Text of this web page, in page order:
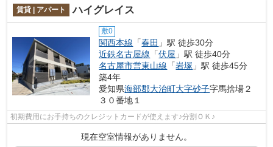
賃貸 | アパート ハイグレイス
敷0
関西本線 「春田 」駅 徒歩30分
近鉄名古屋線 「伏屋 」駅 徒歩40分
名古屋市営東山線 「岩塚 」駅 徒歩45分
築4年
愛知県海部郡大治町大字砂子字馬捨場２
３０番地１
初期費用にお手持ちのクレジットカードが使えます♪分割ＯＫ♪
現在空室情報がありません。